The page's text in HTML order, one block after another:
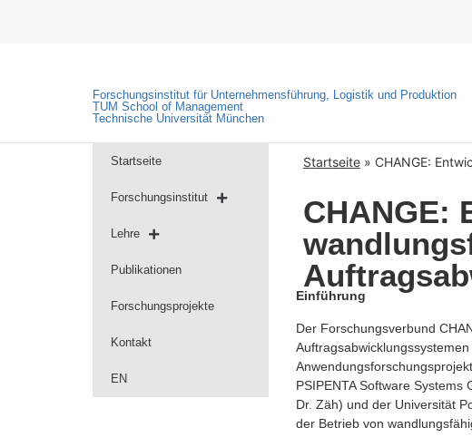
Forschungsinstitut für Unternehmensführung, Logistik und Produktion
TUM School of Management
Technische Universität München
Startseite
Forschungsinstitut
Lehre
Publikationen
Forschungsprojekte
Kontakt
EN
Startseite» CHANGE:
CHANGE:
Einführung
Der Forschungsverbund
PSIPENTA Software Systems
Dr. Zäh) und der Universität
der Betrieb von